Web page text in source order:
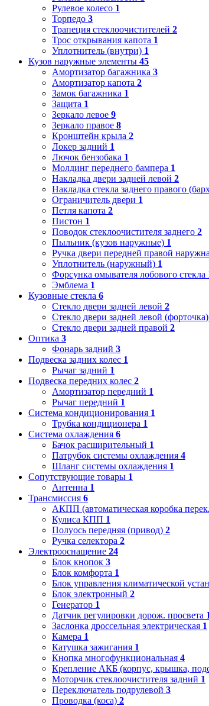
Рулевое колесо 1
Торпедо 3
Трапеция стеклоочистителей 2
Трос открывания капота 1
Уплотнитель (внутри) 1
Кузов наружные элементы 45
Амортизатор багажника 3
Амортизатор капота 2
Замок багажника 1
Защита 1
Зеркало левое 9
Зеркало правое 8
Кронштейн крыла 2
Локер задний 1
Лючок бензобака 1
Молдинг переднего бампера 1
Накладка двери задней левой 2
Накладка стекла заднего правого
Ограничитель двери 1
Петля капота 2
Пистон 1
Поводок стеклоочистителя заднего 2
Пыльник (кузов наружные) 1
Ручка двери передней правой
Уплотнитель (наружный) 1
Форсунка омывателя лобового стекла
Эмблема 1
Кузовные стекла 6
Стекло двери задней левой 2
Стекло двери задней левой (форточка)
Стекло двери задней правой 2
Оптика 3
Фонарь задний 3
Подвеска задних колес 1
Рычаг задний 1
Подвеска передних колес 2
Амортизатор передний 1
Рычаг передний 1
Система кондиционирования 1
Трубка кондиционера 1
Система охлаждения 6
Бачок расширительный 1
Патрубок системы охлаждения 4
Шланг системы охлаждения 1
Сопутствующие товары 1
Антенна 1
Трансмиссия 6
АКПП (автоматическая коробка
Кулиса КПП 1
Полуось передняя (привод) 2
Ручка селектора 2
Электрооснащение 24
Блок кнопок 3
Блок комфорта 1
Блок управления климатической
Блок электронный 2
Генератор 1
Датчик регулировки дорож. просвета 1
Заслонка дроссельная электрическая 1
Камера 1
Катушка зажигания 1
Кнопка многофункциональная 4
Крепление АКБ (корпус, крышка,
Моторчик стеклоочистителя задний 1
Переключатель подрулевой 3
Проводка (коса) 2